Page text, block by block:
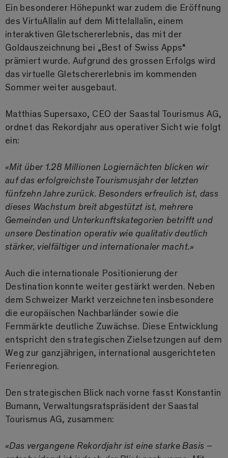
Ein besonderer Höhepunkt war zudem die Eröffnung
des VirtuAllalin auf dem Mittelallalin, einem
interaktiven Gletschererlebnis, das mit der
Goldauszeichnung bei „Best of Swiss Apps“
prämiert wurde. Aufgrund des grossen Erfolgs wird
das virtuelle Gletschererlebnis im kommenden
Sommer weiter ausgebaut.
Matthias Supersaxo, CEO der Saastal Tourismus AG,
ordnet das Rekordjahr aus operativer Sicht wie folgt
ein:
«Mit über 1.28 Millionen Logiernächten blicken wir
auf das erfolgreichste Tourismusjahr der letzten
fünfzehn Jahre zurück. Besonders erfreulich ist, dass
dieses Wachstum breit abgestützt ist, mehrere
Gemeinden und Unterkunftskategorien betrifft und
unsere Destination operativ wie qualitativ deutlich
stärker, vielfältiger und internationaler macht.»
Auch die internationale Positionierung der
Destination konnte weiter gestärkt werden. Neben
dem Schweizer Markt verzeichneten insbesondere
die europäischen Nachbarländer sowie die
Fernmärkte deutliche Zuwächse. Diese Entwicklung
entspricht den strategischen Zielsetzungen auf dem
Weg zur ganzjährigen, international ausgerichteten
Ferienregion.
Den strategischen Blick nach vorne fasst Konstantin
Bumann, Verwaltungsratspräsident der Saastal
Tourismus AG, zusammen:
«Das vergangene Rekordjahr ist eine starke Basis –